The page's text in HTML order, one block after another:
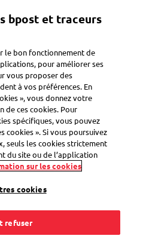
la
ligne
le
bpost et traceurs
le bon fonctionnement de
pour améliorer ses
vous proposer des
à vos préférences. En
», vous donnez votre
de ces cookies. Pour
spécifiques, vous pouvez
cookies ». Si vous poursuivez
seuls les cookies strictement
du site ou de l’application
sur les cookies
cookies
refuser